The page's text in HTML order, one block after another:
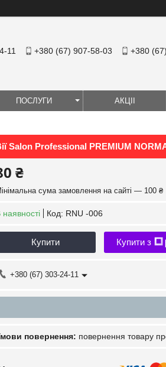
11 +380 (67) 907-58-03 +380
ПОСЛУГИ АКЦІІ
Salon Professional PREMIUM
₴
сума замовлення на сайті — 100 ₴
наявності Код: RNU -006
Купити Купити з
+380 (67) 303-24-11
повернення товару